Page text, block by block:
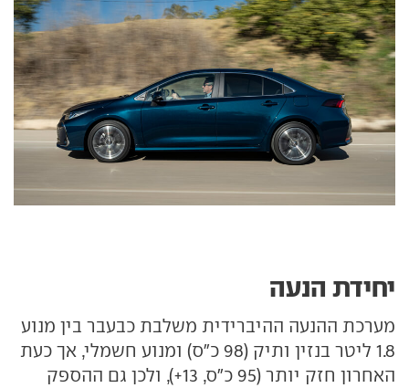
יחידת הנעה
מערכת ההנעה ההיברידית משלבת כבעבר בין מנוע
1.8 ליטר בנזין ותיק (98 כ"ס) ומנוע חשמלי, אך כעת
האחרון חזק יותר (95 כ"ס, 13+), ולכן גם ההספק